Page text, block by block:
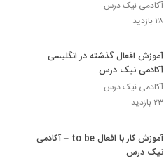
آکادمی نیک درس
۲۸ بازدید
آموزش افعال گذشته در انگلیسی –
آکادمی نیک درس
آکادمی نیک درس
۲۳ بازدید
آموزش کار با افعال to be – آکادمی
نیک درس